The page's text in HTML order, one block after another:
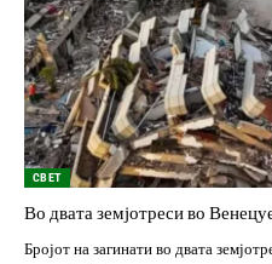
СВЕТ
Во двата земјотреси во
Бројот на загинати во двата